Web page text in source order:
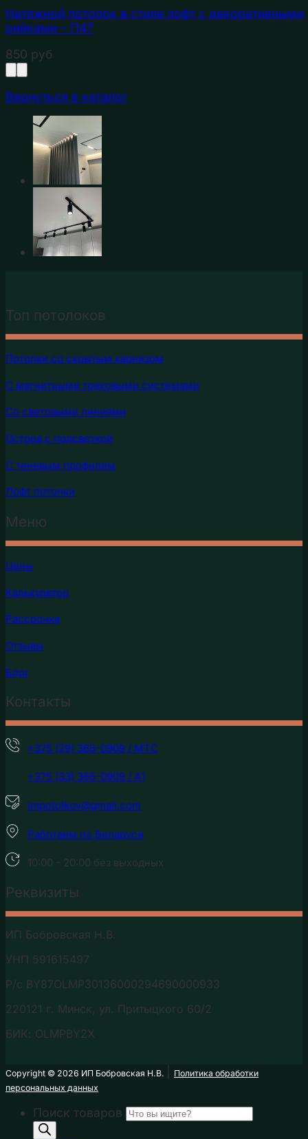
Натяжной потолок в стиле лофт с декоративными
рейками – П47
850 руб
Вернуться в каталог
Топ потолоков
Потолки со скрытым карнизом
C магнитными трековыми системами
Cо световыми линиями
Остров с подсветкой
С теневым профилем
Лофт потолки
Меню
Цены
Калькулятор
Рассрочка
Отзывы
Блог
Контакты
+375 (29) 365-0909 / МТС
+375 (33) 365-0909 / А1
impotolkov@gmail.com
Работаем по Беларуси
10:00 – 20:00 без выходных
Реквизиты
ИП Бобровская Н.В.
УНП 591615497
Р/с BY87OLMP30136000294690000933
220121 г. Минск, ул. Притыцкого 60/2
БИК: OLMPBY2X
Copyright ©️ 2026 ИП Бобровская Н.В.
Политика обработки
персональных данных
Поиск товаров